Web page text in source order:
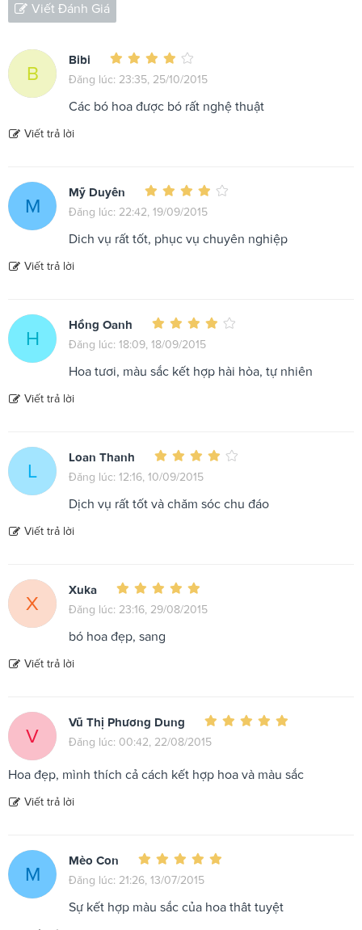
Viết Đánh Giá
B
Bibi
Đăng lúc: 23:35, 25/10/2015
Các bó hoa được bó rất nghệ thuật
Viết trả lời
M
Mỹ Duyên
Đăng lúc: 22:42, 19/09/2015
Dich vụ rất tốt, phục vụ chuyên nghiệp
Viết trả lời
H
Hồng Oanh
Đăng lúc: 18:09, 18/09/2015
Hoa tươi, màu sắc kết hợp hài hòa, tự nhiên
Viết trả lời
L
Loan Thanh
Đăng lúc: 12:16, 10/09/2015
Dịch vụ rất tốt và chăm sóc chu đáo
Viết trả lời
X
Xuka
Đăng lúc: 23:16, 29/08/2015
bó hoa đẹp, sang
Viết trả lời
V
Vũ Thị Phương Dung
Đăng lúc: 00:42, 22/08/2015
Hoa đẹp, mình thích cả cách kết hợp hoa và màu sắc
Viết trả lời
M
Mèo Con
Đăng lúc: 21:26, 13/07/2015
Sự kết hợp màu sắc của hoa thât tuyệt